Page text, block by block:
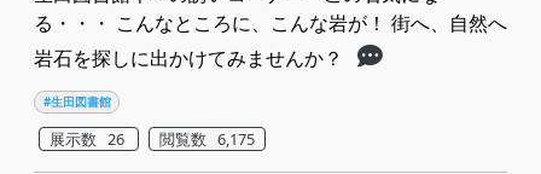
る・・・ こんなところに、こんな岩が！ 街へ、自然へ
岩石を探しに出かけてみませんか？
#生田図書館
展示数 26 閲覧数 6,175